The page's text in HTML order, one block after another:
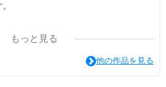
是色々面白可笑し。IN SUZURI』や
にも展開中。
します。
もっと見る
他の作品を見る